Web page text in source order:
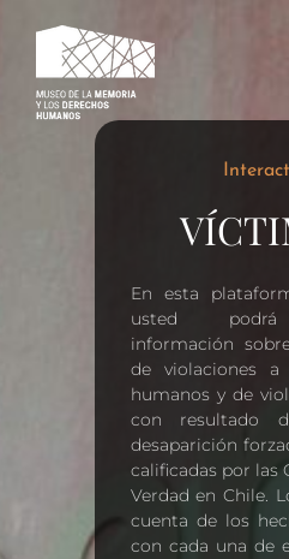
En esta
usted podrá
información
de violaciones a
humanos y de
con resultado
desaparición
calificadas por las
Verdad en Chile.
cuenta de los
con cada una de